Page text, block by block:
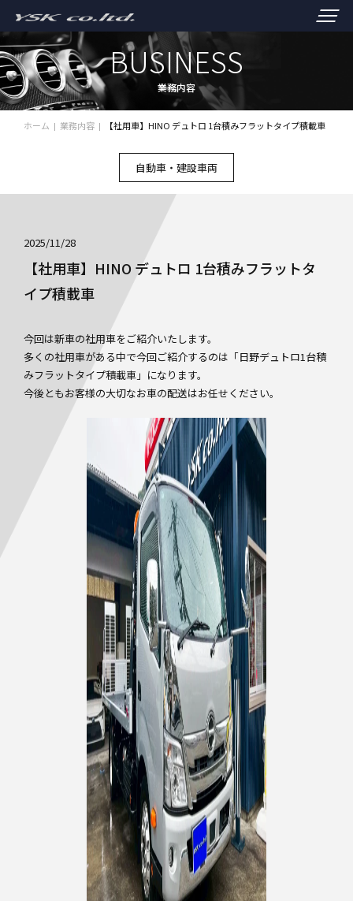
BUSINESS
業務内容
ホーム 業務内容 【社用車】HINO デュトロ 1台積みフラットタイプ積載車
自動車・建設車両
2025/11/28
【社用車】HINO デュトロ 1台積みフラットタ
イプ積載車
今回は新車の社用車をご紹介いたします。
多くの社用車がある中で今回ご紹介するのは「日野デュトロ1台積
みフラットタイプ積載車」になります。
今後ともお客様の大切なお車の配送はお任せください。